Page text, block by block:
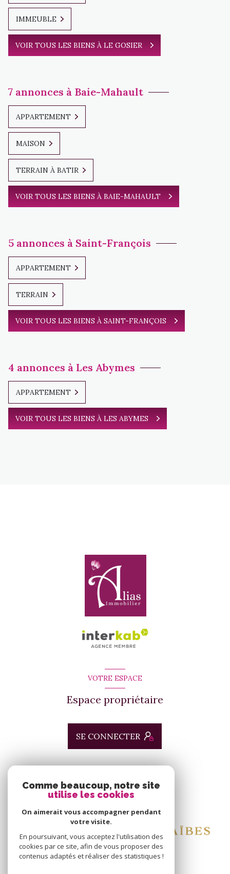
IMMEUBLE
VOIR TOUS LES BIENS À LE GOSIER
7 annonces à Baie-Mahault
APPARTEMENT
MAISON
TERRAIN À BATIR
VOIR TOUS LES BIENS À BAIE-MAHAULT
5 annonces à Saint-François
APPARTEMENT
TERRAIN
VOIR TOUS LES BIENS À SAINT-FRANÇOIS
4 annonces à Les Abymes
APPARTEMENT
VOIR TOUS LES BIENS À LES ABYMES
VOTRE ESPACE
Espace propriétaire
SE CONNECTER
Nous adhérons
Comme beaucoup, notre site
utilise les cookies
On aimerait vous accompagner pendant
votre visite.
En poursuivant, vous acceptez l'utilisation des
cookies par ce site, afin de vous proposer des
contenus adaptés et réaliser des statistiques !